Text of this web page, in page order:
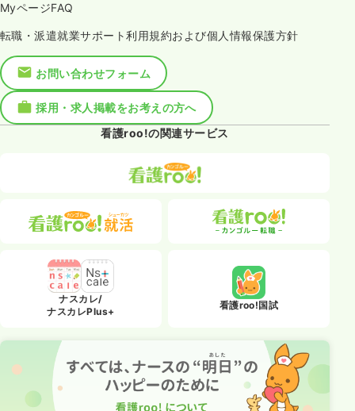
MyページFAQ
転職・派遣就業サポート利用規約および個人情報保護方針
お問い合わせフォーム
採用・求人掲載をお考えの方へ
看護roo!の関連サービス
ナスカレ/
ナスカレPlus+
看護roo!国試